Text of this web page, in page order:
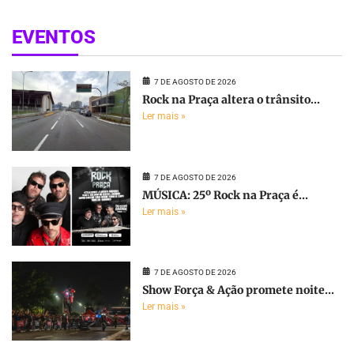
EVENTOS
7 DE AGOSTO DE 2026
Rock na Praça altera o trânsito...
Ler mais »
7 DE AGOSTO DE 2026
MÚSICA: 25º Rock na Praça é...
Ler mais »
7 DE AGOSTO DE 2026
Show Força & Ação promete noite...
Ler mais »